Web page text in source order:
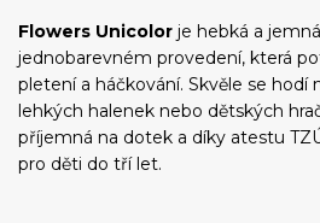
Flowers Unicolor je hebká a
jednobarevném provedení, která
pletení a háčkování. Skvěle se hodí
lehkých halenek nebo dětských
příjemná na dotek a díky atestu
pro děti do tří let.